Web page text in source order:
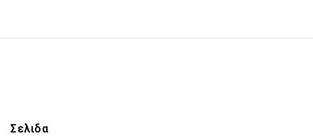
Σελιδα